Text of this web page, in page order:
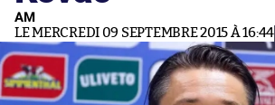
AM
LE MERCREDI 09 SEPTEMBRE 2015 À 16:44